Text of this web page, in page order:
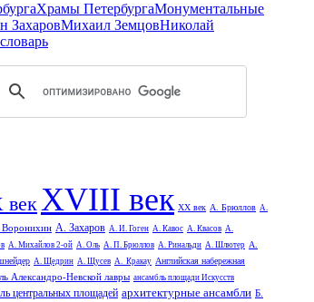
Храмы ПетербургаМонументальные
ЗахаровМихаил ЗемцовНиколай
векXVIII век XX век А. Брюллов А.
А. Захаров А. И. Гоген А. Кавос А. Квасов А.
А. Михайлов 2-ой А. Оль А. П. Брюллов А. Ринальди А. Шлютер А.
А. Щедрин А. Щусев А. Кракау Английская набережная
Александро-Невской лавры ансамбль площади Искусств
центральных площадей архитектурные ансамбли Б.